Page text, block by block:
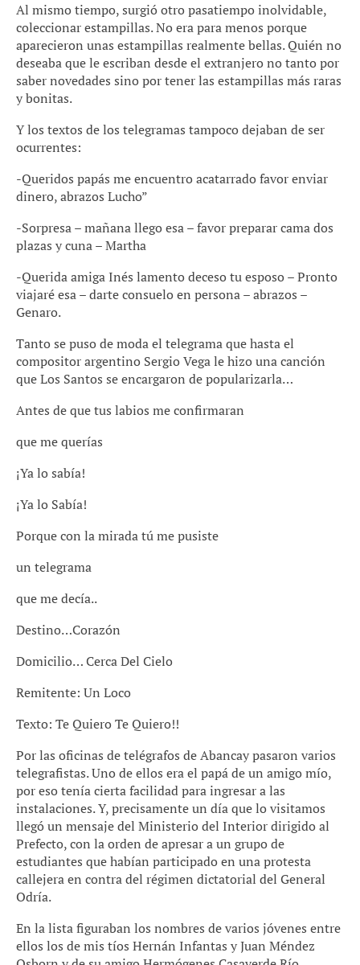
Al mismo tiempo, surgió otro pasatiempo inolvidable,
coleccionar estampillas. No era para menos porque
aparecieron unas estampillas realmente bellas. Quién no
deseaba que le escriban desde el extranjero no tanto por
saber novedades sino por tener las estampillas más raras
y bonitas.
Y los textos de los telegramas tampoco dejaban de ser
ocurrentes:
-Queridos papás me encuentro acatarrado favor enviar
dinero, abrazos Lucho”
-Sorpresa – mañana llego esa – favor preparar cama dos
plazas y cuna – Martha
-Querida amiga Inés lamento deceso tu esposo – Pronto
viajaré esa – darte consuelo en persona – abrazos –
Genaro.
Tanto se puso de moda el telegrama que hasta el
compositor argentino Sergio Vega le hizo una canción
que Los Santos se encargaron de popularizarla…
Antes de que tus labios me confirmaran
que me querías
¡Ya lo sabía!
¡Ya lo Sabía!
Porque con la mirada tú me pusiste
un telegrama
que me decía..
Destino…Corazón
Domicilio… Cerca Del Cielo
Remitente: Un Loco
Texto: Te Quiero Te Quiero!!
Por las oficinas de telégrafos de Abancay pasaron varios
telegrafistas. Uno de ellos era el papá de un amigo mío,
por eso tenía cierta facilidad para ingresar a las
instalaciones. Y, precisamente un día que lo visitamos
llegó un mensaje del Ministerio del Interior dirigido al
Prefecto, con la orden de apresar a un grupo de
estudiantes que habían participado en una protesta
callejera en contra del régimen dictatorial del General
Odría.
En la lista figuraban los nombres de varios jóvenes entre
ellos los de mis tíos Hernán Infantas y Juan Méndez